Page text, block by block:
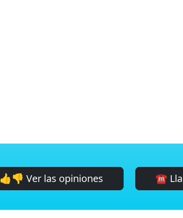
👍👎 Ver las opiniones ☎️